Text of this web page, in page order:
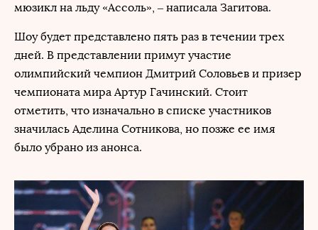
мюзикл на льду «Ассоль», – написала Загитова.
Шоу будет представлено пять раз в течении трех
дней. В представлении примут участие
олимпийский чемпион Дмитрий Соловьев и призер
чемпионата мира Артур Гачинский. Стоит
отметить, что изначально в списке участников
значилась Аделина Сотникова, но позже ее имя
было убрано из анонса.